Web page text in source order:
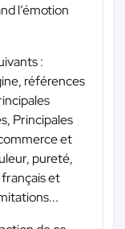
l’émotion
:
références
Principales
et
pureté,
et